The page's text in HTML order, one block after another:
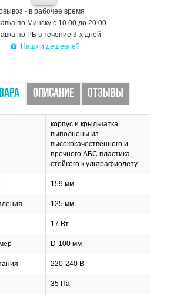
- в рабочее время
по Минску с 10.00 до 20.00
по РБ в течение 3-х дней
Нашли дешевле?
ОПИСАНИЕ ОТЗЫВЫ
корпус и крыльчатка
выполнены из
высококачественного и
прочного АБС пластика,
стойкого к ультрафиолету
159 мм
125 мм
17 Вт
D-100 мм
220-240 В
35 Па